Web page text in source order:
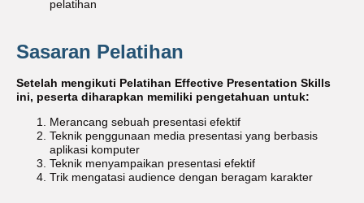
pelatihan
Sasaran Pelatihan
Setelah mengikuti Pelatihan Effective Presentation Skills
ini, peserta diharapkan memiliki pengetahuan untuk:
Merancang sebuah presentasi efektif
Teknik penggunaan media presentasi yang berbasis
aplikasi komputer
Teknik menyampaikan presentasi efektif
Trik mengatasi audience dengan beragam karakter